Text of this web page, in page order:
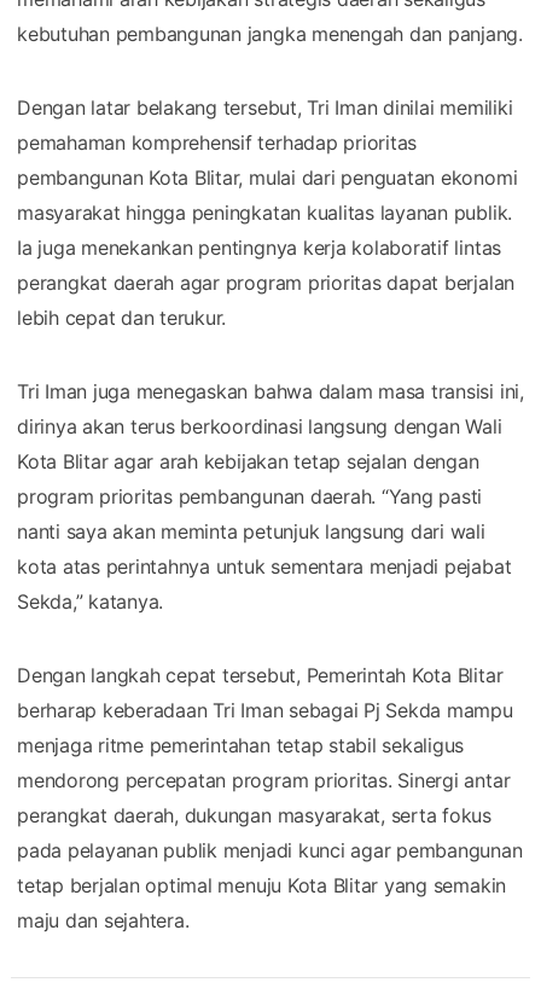
kebutuhan pembangunan jangka menengah dan panjang.
Dengan latar belakang tersebut, Tri Iman dinilai memiliki
pemahaman komprehensif terhadap prioritas
pembangunan Kota Blitar, mulai dari penguatan ekonomi
masyarakat hingga peningkatan kualitas layanan publik.
Ia juga menekankan pentingnya kerja kolaboratif lintas
perangkat daerah agar program prioritas dapat berjalan
lebih cepat dan terukur.
Tri Iman juga menegaskan bahwa dalam masa transisi ini,
dirinya akan terus berkoordinasi langsung dengan Wali
Kota Blitar agar arah kebijakan tetap sejalan dengan
program prioritas pembangunan daerah. “Yang pasti
nanti saya akan meminta petunjuk langsung dari wali
kota atas perintahnya untuk sementara menjadi pejabat
Sekda,” katanya.
Dengan langkah cepat tersebut, Pemerintah Kota Blitar
berharap keberadaan Tri Iman sebagai Pj Sekda mampu
menjaga ritme pemerintahan tetap stabil sekaligus
mendorong percepatan program prioritas. Sinergi antar
perangkat daerah, dukungan masyarakat, serta fokus
pada pelayanan publik menjadi kunci agar pembangunan
tetap berjalan optimal menuju Kota Blitar yang semakin
maju dan sejahtera.